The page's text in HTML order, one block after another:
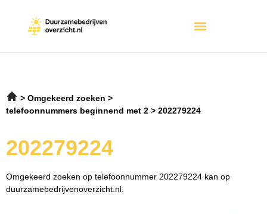
Omgekeerd zoeken
telefoonnummers beginnend met 2
202279224
202279224
Omgekeerd zoeken op telefoonnummer 202279224 kan op
duurzamebedrijvenoverzicht.nl.